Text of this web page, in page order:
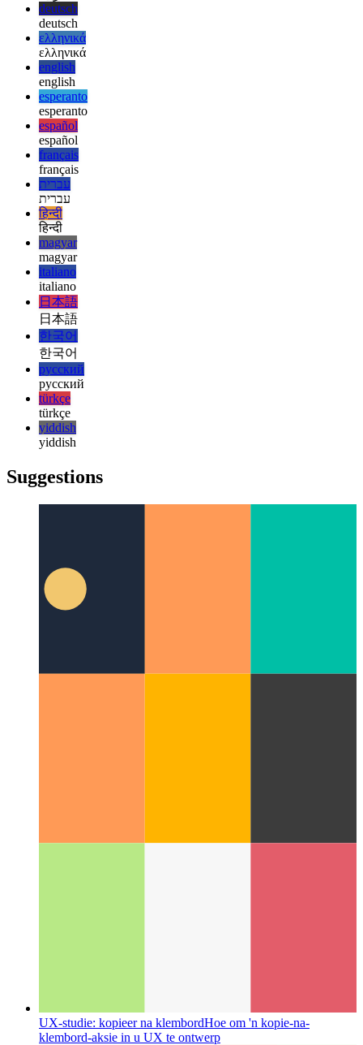
afrikaans
afrikaans
العربية
العربية
deutsch
deutsch
ελληνικά
ελληνικά
english
english
esperanto
esperanto
español
español
français
français
עברית
עברית
हिन्दी
हिन्दी
magyar
magyar
italiano
italiano
日本語
日本語
한국어
한국어
русский
türkçe
türkçe